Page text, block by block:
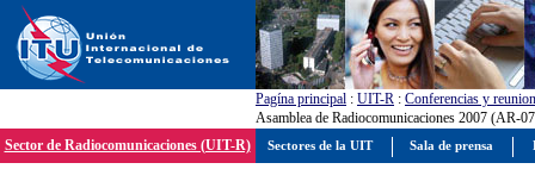
Pagína principal : UIT-R : Conferencias y
Asamblea de Radiocomunicaciones 2007 (AR-
Sector de Radiocomunicaciones (UIT-R)
Sectores de la UIT Sala de prensa